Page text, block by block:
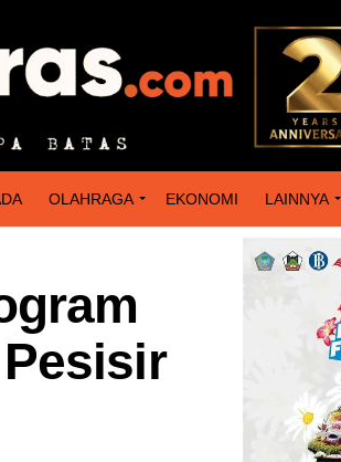
OLAHRAGA EKONOMI LAINNYA